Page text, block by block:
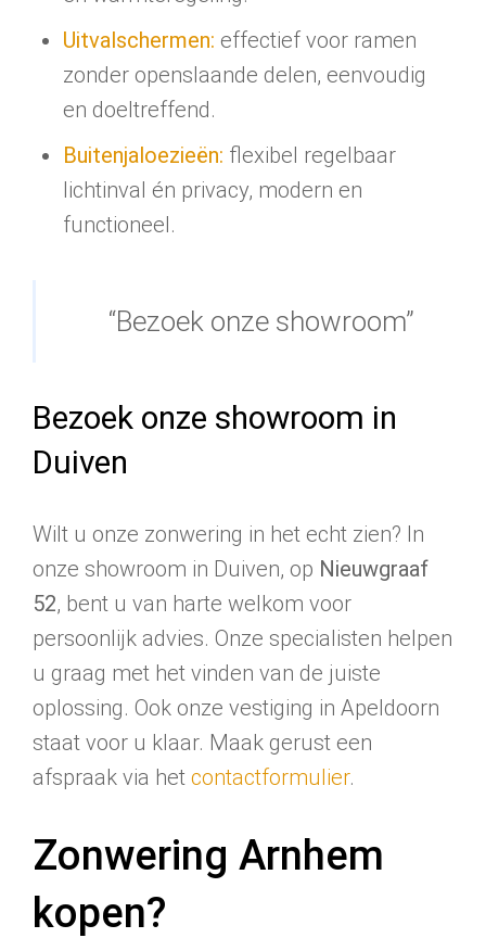
Uitvalschermen: effectief voor ramen
zonder openslaande delen, eenvoudig
en doeltreffend.
Buitenjaloezieën: flexibel regelbaar
lichtinval én privacy, modern en
functioneel.
“Bezoek onze showroom”
Bezoek onze showroom in
Duiven
Wilt u onze zonwering in het echt zien? In
onze showroom in Duiven, op Nieuwgraaf
52, bent u van harte welkom voor
persoonlijk advies. Onze specialisten helpen
u graag met het vinden van de juiste
oplossing. Ook onze vestiging in Apeldoorn
staat voor u klaar. Maak gerust een
afspraak via het contactformulier.
Zonwering Arnhem
kopen?